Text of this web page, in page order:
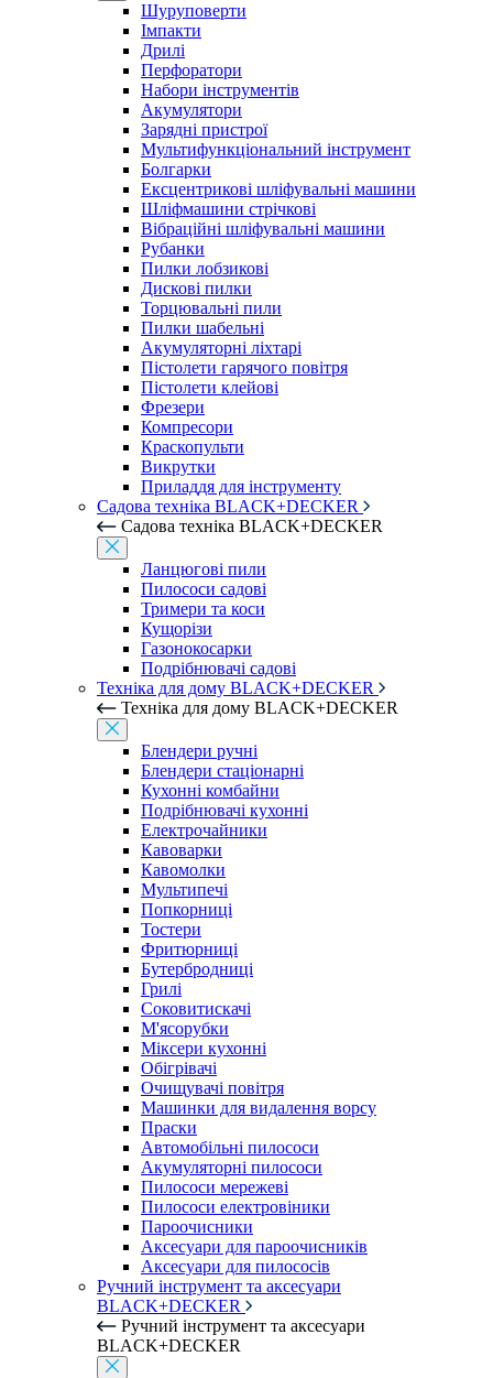
Шуруповерти
Імпакти
Дрилі
Перфоратори
Набори інструментів
Акумулятори
Зарядні пристрої
Мультифункціональний інструмент
Болгарки
Ексцентрикові шліфувальні машини
Шліфмашини стрічкові
Вібраційні шліфувальні машини
Рубанки
Пилки лобзикові
Дискові пилки
Торцювальні пили
Пилки шабельні
Акумуляторні ліхтарі
Пістолети гарячого повітря
Пістолети клейові
Фрезери
Компресори
Краскопульти
Викрутки
Приладдя для інструменту
Садова техніка BLACK+DECKER
Садова техніка BLACK+DECKER
Ланцюгові пили
Пилососи садові
Тримери та коси
Кущорізи
Газонокосарки
Подрібнювачі садові
Техніка для дому BLACK+DECKER
Техніка для дому BLACK+DECKER
Блендери ручні
Блендери стаціонарні
Кухонні комбайни
Подрібнювачі кухонні
Електрочайники
Кавоварки
Кавомолки
Мультипечі
Попкорниці
Тостери
Фритюрниці
Бутербродниці
Грилі
Соковитискачі
М'ясорубки
Міксери кухонні
Обігрівачі
Очищувачі повітря
Машинки для видалення ворсу
Праски
Автомобільні пилососи
Акумуляторні пилососи
Пилососи мережеві
Пилососи електровіники
Пароочисники
Аксесуари для пароочисників
Аксесуари для пилососів
Ручний інструмент та аксесуари
BLACK+DECKER
Ручний інструмент та аксесуари
BLACK+DECKER